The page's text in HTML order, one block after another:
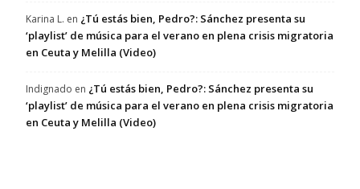
Karina L. en ¿Tú estás bien, Pedro?: Sánchez presenta su
‘playlist’ de música para el verano en plena crisis migratoria
en Ceuta y Melilla (Video)
Indignado en ¿Tú estás bien, Pedro?: Sánchez presenta su
‘playlist’ de música para el verano en plena crisis migratoria
en Ceuta y Melilla (Video)